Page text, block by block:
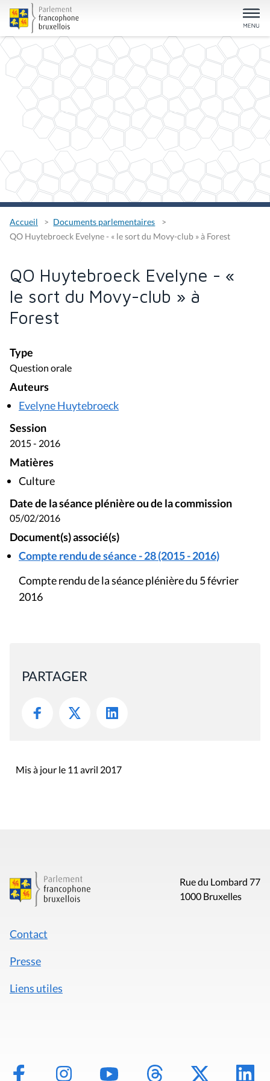
Accueil
Documents parlementaires
QO Huytebroeck Evelyne - « le sort du Movy-club » à Forest
QO Huytebroeck Evelyne - «
le sort du Movy-club » à
Forest
Type
Question orale
Auteurs
Evelyne Huytebroeck
Session
2015 - 2016
Matières
Culture
Date de la séance plénière ou de la commission
05/02/2016
Document(s) associé(s)
Compte rendu de séance - 28 (2015 - 2016)
Compte rendu de la séance plénière du 5 février
2016
PARTAGER
Mis à jour le 11 avril 2017
Rue du Lombard 77
1000 Bruxelles
Contact
Presse
Liens utiles